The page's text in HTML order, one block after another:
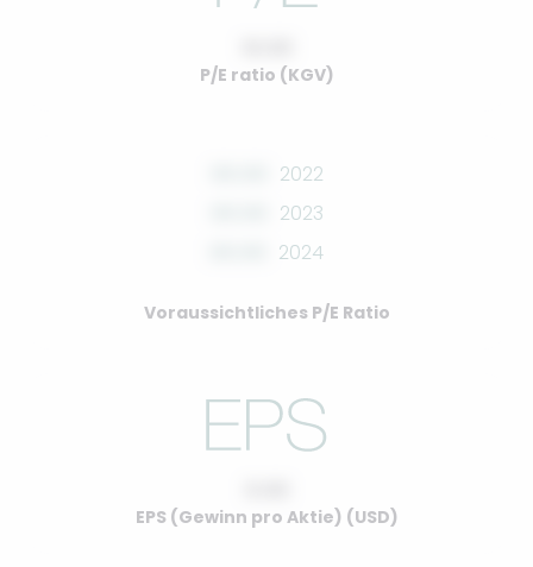
P/E ratio (KGV)
2022
2023
2024
Voraussichtliches P/E Ratio
EPS (Gewinn pro Aktie) (USD)